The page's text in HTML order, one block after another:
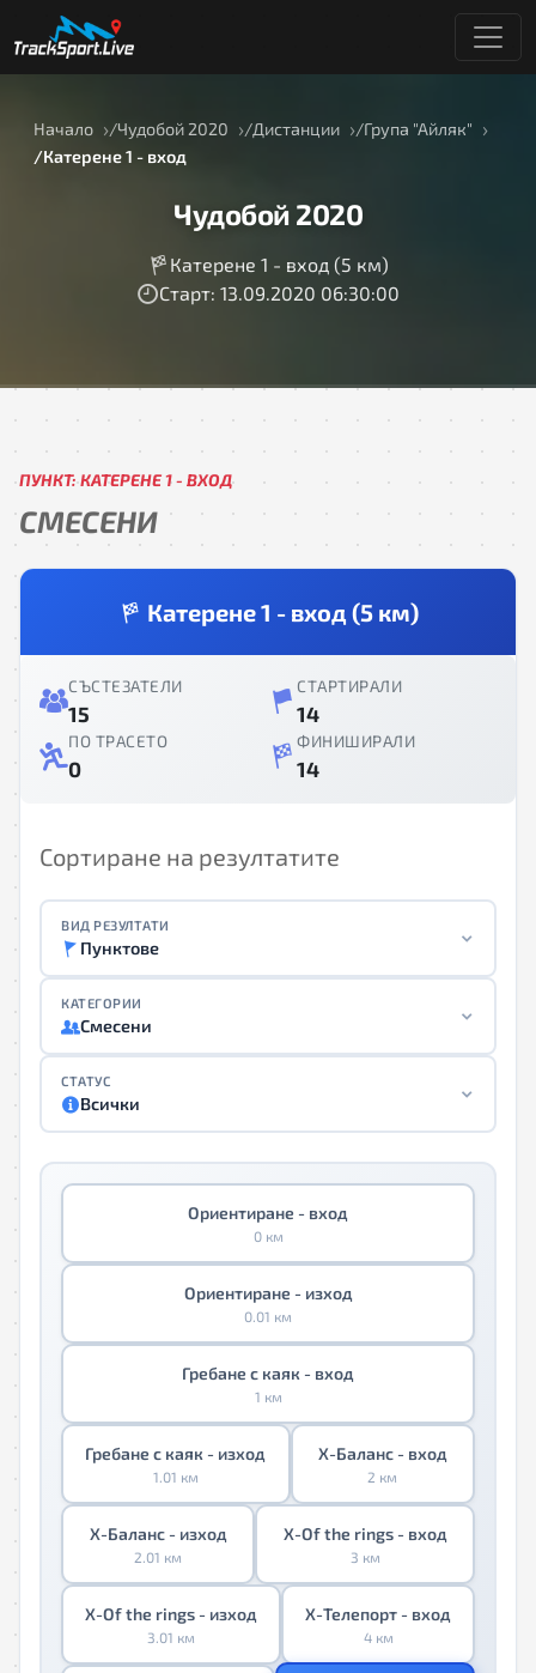
Начало Чудобой 2020 Дистанции
Група "Айляк"
Катерене 1 - вход
Чудобой 2020
Катерене 1 - вход (5 км)
Старт: 13.09.2020 06:30:00
ПУНКТ: КАТЕРЕНЕ 1 - ВХОД
СМЕСЕНИ
Катерене 1 - вход (5 км)
СЪСТЕЗАТЕЛИ
15
СТАРТИРАЛИ
14
ПО ТРАСЕТО
0
ФИНИШИРАЛИ
14
Сортиране на резултатите
ВИД РЕЗУЛТАТИ
Пунктове
КАТЕГОРИИ
Смесени
СТАТУС
Всички
Ориентиране - вход
0 км
Ориентиране - изход
0.01 км
Гребане с каяк - вход
1 км
Гребане с каяк - изход
1.01 км
Х-Баланс - вход
2 км
Х-Баланс - изход
2.01 км
X-Of the rings - вход
3 км
X-Of the rings - изход
3.01 км
X-Телепорт - вход
4 км